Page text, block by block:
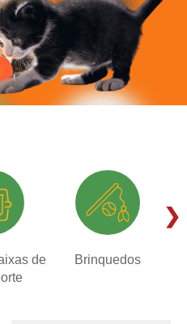
de
Brinquedos